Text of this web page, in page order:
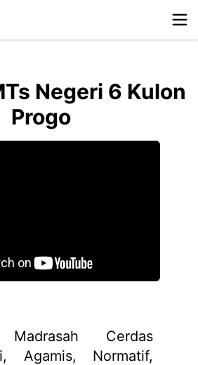
Negeri 6 Kulon
Progo
Madrasah Cerdas
Agamis, Normatif,